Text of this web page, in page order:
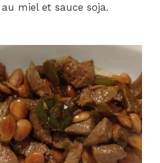
miel et sauce soja.